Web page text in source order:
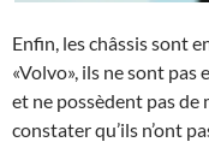
Enfin, les châssis sont
«Volvo», ils ne sont pas
et ne possèdent pas
constater qu’ils n’ont